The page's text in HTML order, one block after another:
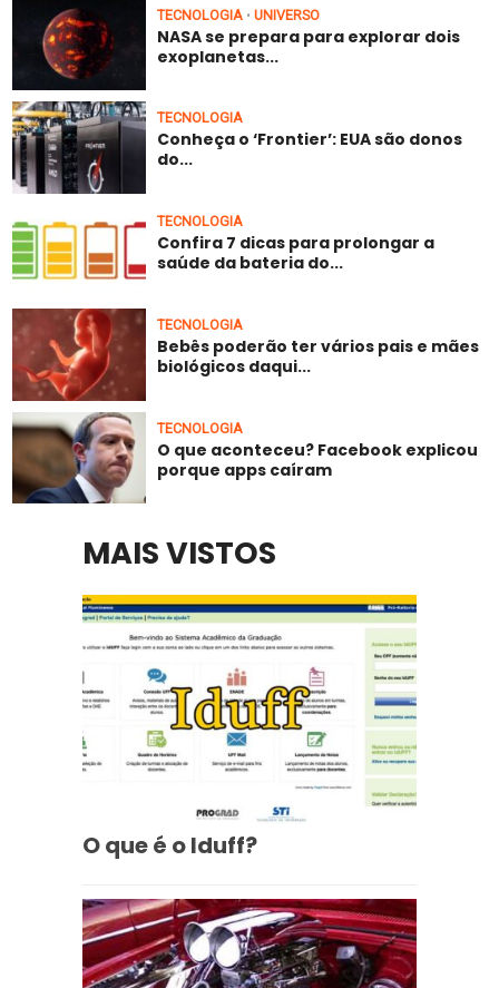
TECNOLOGIA • UNIVERSO
NASA se prepara para explorar dois
exoplanetas...
TECNOLOGIA
Conheça o ‘Frontier’: EUA são donos
do...
TECNOLOGIA
Confira 7 dicas para prolongar a
saúde da bateria do...
TECNOLOGIA
Bebês poderão ter vários pais e mães
biológicos daqui...
TECNOLOGIA
O que aconteceu? Facebook explicou
porque apps caíram
MAIS VISTOS
O que é o Iduff?